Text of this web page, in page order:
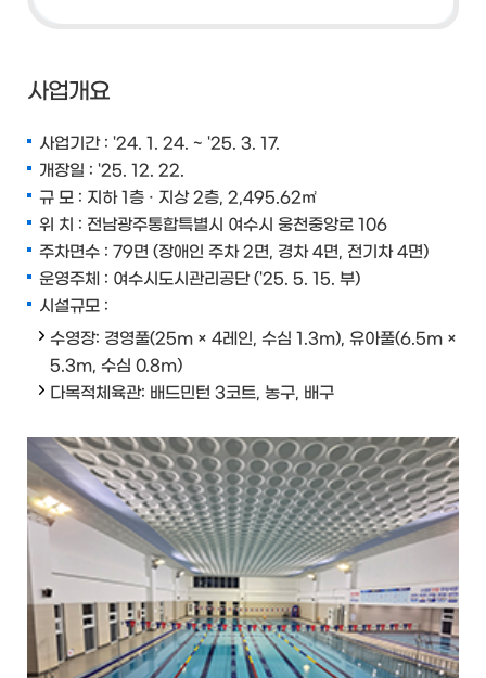
사업개요
사업기간 : '24. 1. 24. ~ '25. 3. 17.
개장일 : '25. 12. 22.
규 모 : 지하 1층 · 지상 2층, 2,495.62㎡
위 치 : 전남광주통합특별시 여수시 웅천중앙로 106
주차면수 : 79면 (장애인 주차 2면, 경차 4면, 전기차 4면)
운영주체 : 여수시도시관리공단 ('25. 5. 15. 부)
시설규모 :
수영장: 경영풀(25m × 4레인, 수심 1.3m), 유아풀(6.5m ×
5.3m, 수심 0.8m)
다목적체육관: 배드민턴 3코트, 농구, 배구